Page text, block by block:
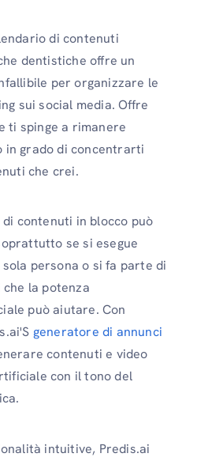
di contenuti
dentistiche offre un
per organizzare le
sui social media. Offre
ti spinge a rimanere
in grado di concentrarti
che crei.
contenuti in blocco può
se si esegue
persona o si fa parte di
che la potenza
può aiutare. Con
generatore di annunci
contenuti e video
con il tono del
intuitive, Predis.ai